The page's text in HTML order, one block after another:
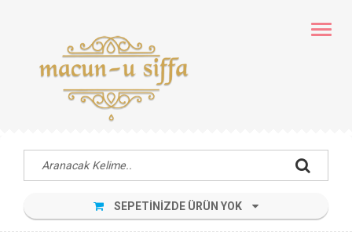
MENÜ
SEPETİNİZDE ÜRÜN YOK